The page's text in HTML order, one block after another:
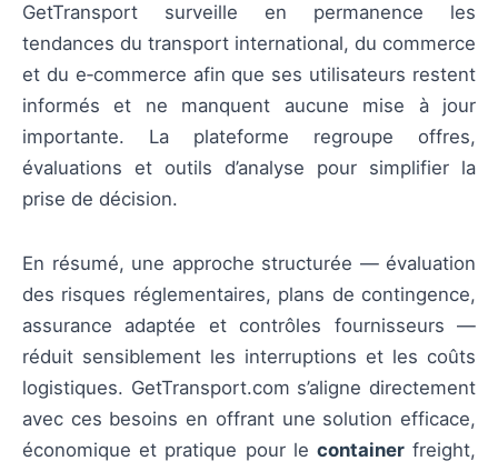
GetTransport surveille en permanence les
tendances du transport international, du commerce
et du e‑commerce afin que ses utilisateurs restent
informés et ne manquent aucune mise à jour
importante. La plateforme regroupe offres,
évaluations et outils d’analyse pour simplifier la
prise de décision.
En résumé, une approche structurée — évaluation
des risques réglementaires, plans de contingence,
assurance adaptée et contrôles fournisseurs —
réduit sensiblement les interruptions et les coûts
logistiques. GetTransport.com s’aligne directement
avec ces besoins en offrant une solution efficace,
économique et pratique pour le containerfreight,